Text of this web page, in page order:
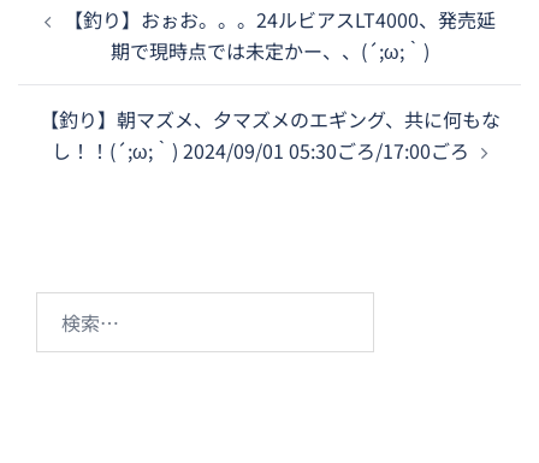
稿
【釣り】おぉお。。。24ルビアスLT4000、発売延
期で現時点では未定かー、、(´;ω;｀)
【釣り】朝マズメ、夕マズメのエギング、共に何もな
し！！(´;ω;｀) 2024/09/01 05:30ごろ/17:00ごろ